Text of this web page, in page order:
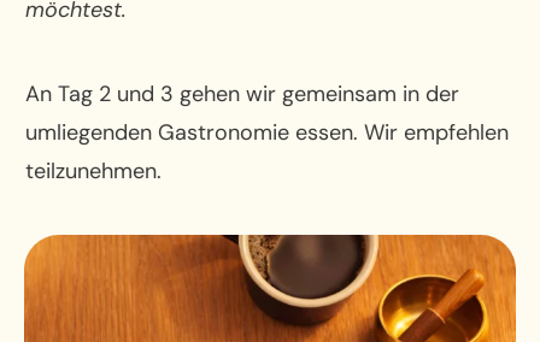
möchtest.
An Tag 2 und 3 gehen wir gemeinsam in der
umliegenden Gastronomie essen. Wir empfehlen
teilzunehmen.